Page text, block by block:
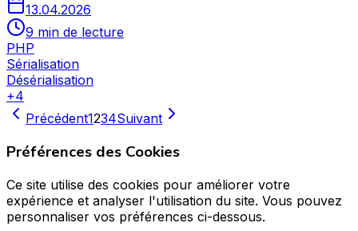
13.04.2026
9 min de lecture
PHP
Sérialisation
Désérialisation
+4
Précédent1234Suivant
Préférences des Cookies
Ce site utilise des cookies pour améliorer votre
expérience et analyser l'utilisation du site. Vous pouvez
personnaliser vos préférences ci-dessous.